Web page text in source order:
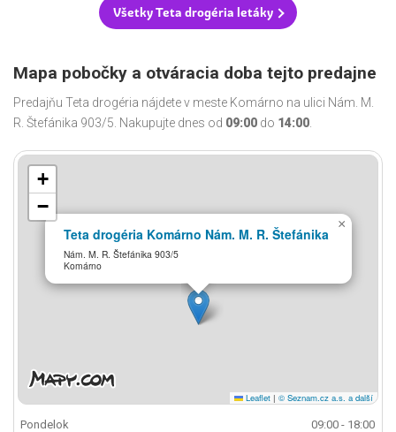
Všetky Teta drogéria letáky
Mapa pobočky a otváracia doba tejto predajne
Predajňu Teta drogéria nájdete v meste Komárno na ulici Nám. M.
R. Štefánika 903/5. Nakupujte dnes od 09:00 do 14:00
Teta drogéria Komárno Nám. M. R. Štefánika
Nám. M. R. Štefánika 903/5
Komárno
×
+
−
Leaflet | © Seznam.cz a.s. a další
Pondelok
09:00 - 18:00